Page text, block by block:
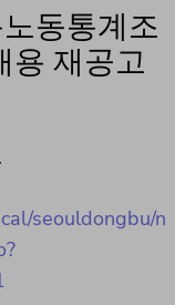
동통계조
용 재공고
seouldongbu/n